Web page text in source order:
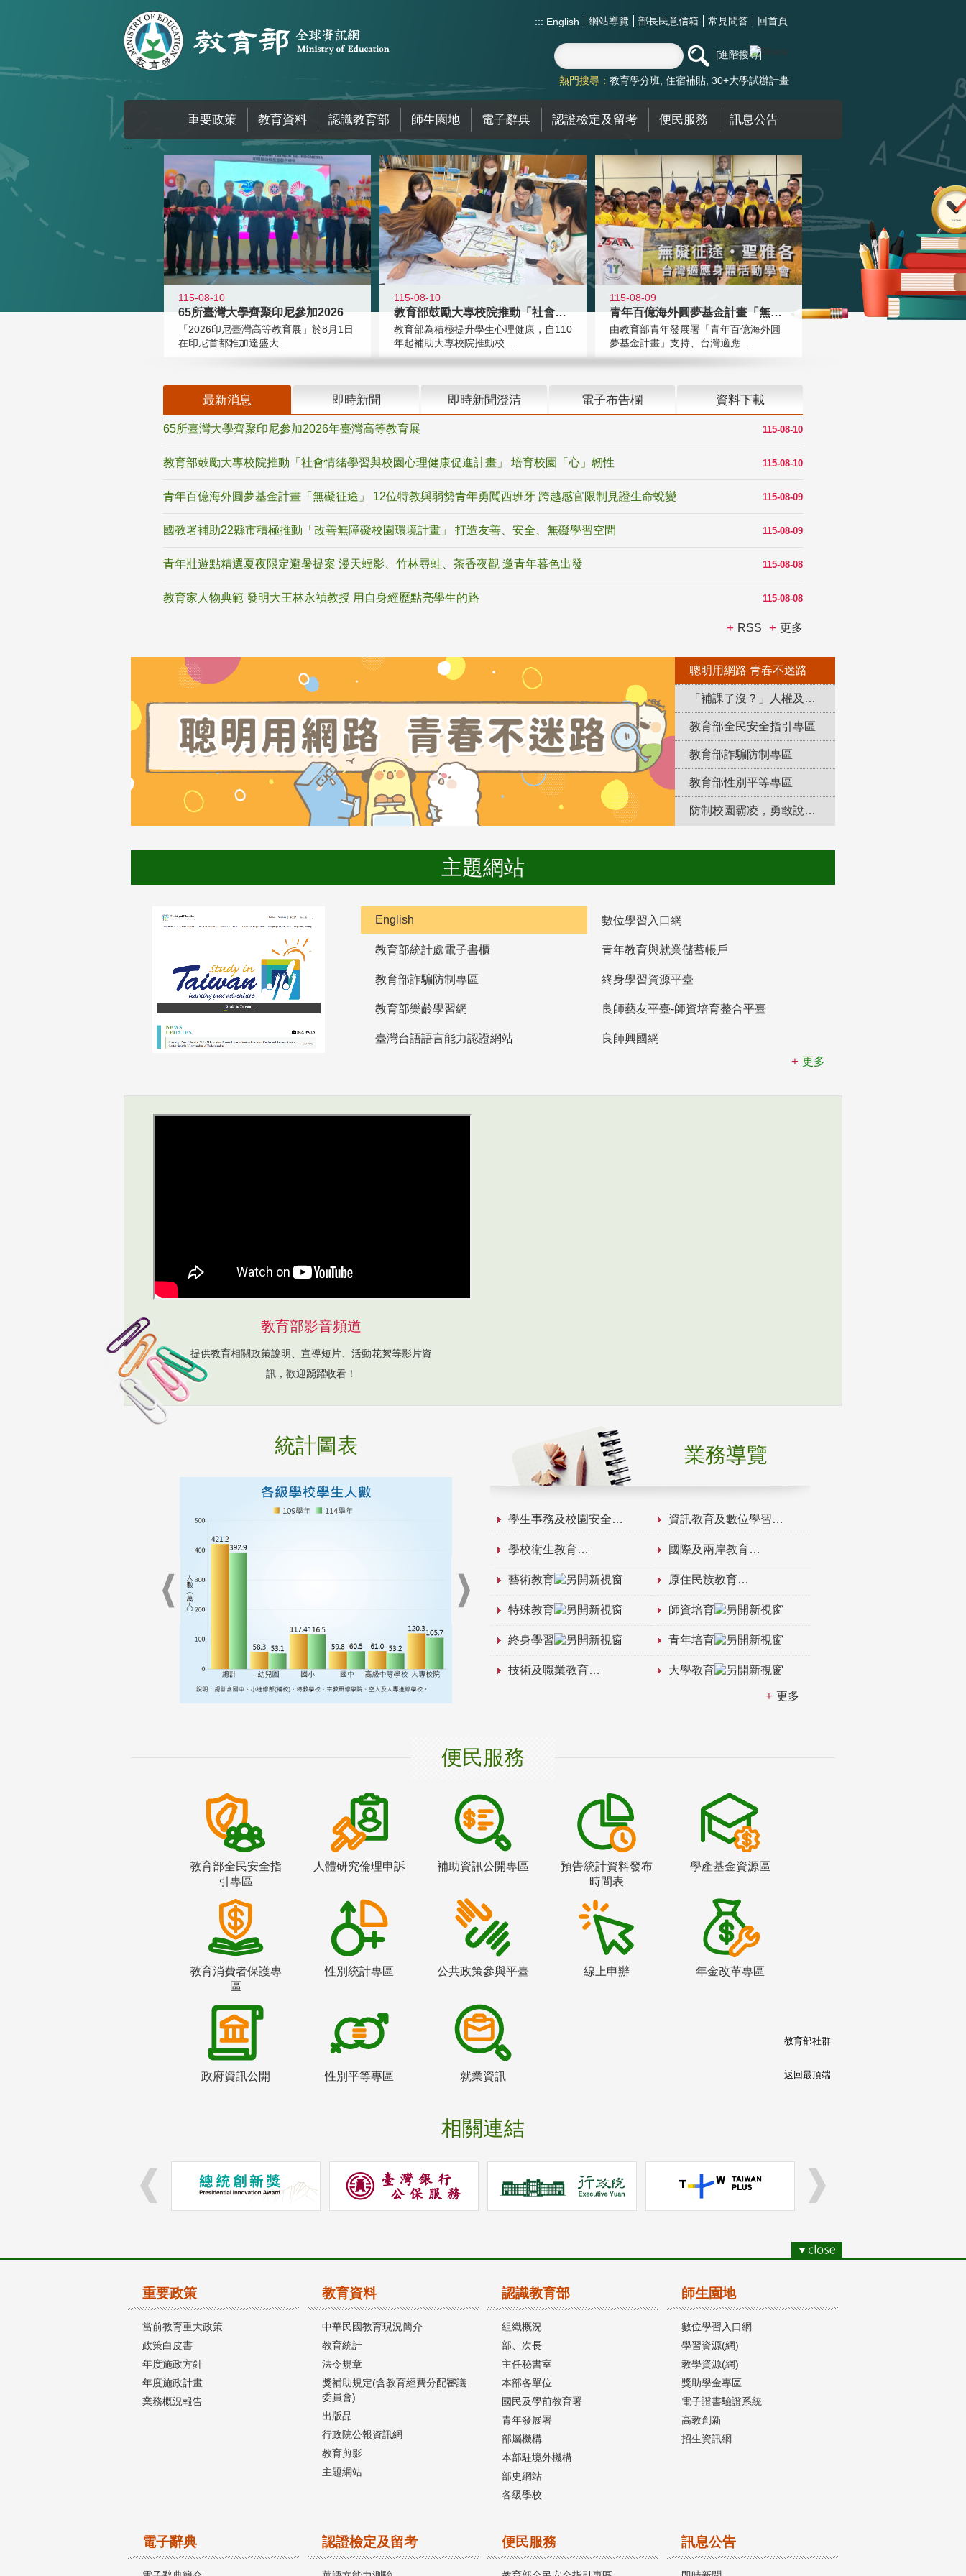
::: English 網站導覽 部長民意信箱 常見問答 回首頁
進階搜尋
熱門搜尋： 教育學分班 住宿補貼 30+大學試辦計畫
重要政策 教育資料 認識教育部 師生園地 電子辭典 認證檢定及留考 便民服務 訊息公告
:::
115-08-10
65所臺灣大學齊聚印尼參加2026
「2026印尼臺灣高等教育展」於8月1日
在印尼首都雅加達盛大...
115-08-10
教育部鼓勵大專校院推動「社會情緒學
教育部為積極提升學生心理健康，自110
年起補助大專校院推動校...
115-08-09
青年百億海外圓夢基金計畫「無礙征途
由教育部青年發展署「青年百億海外圓
夢基金計畫」支持、台灣適應...
最新消息 即時新聞 即時新聞澄清 電子布告欄 資料下載
115-08-10
65所臺灣大學齊聚印尼參加2026年臺灣高等教育展
115-08-10
教育部鼓勵大專校院推動「社會情緒學習與校園心理健康促進計畫」 培育校園「心」韌性
115-08-09
青年百億海外圓夢基金計畫「無礙征途」 12位特教與弱勢青年勇闖西班牙 跨越感官限制見證生命蛻變
115-08-09
國教署補助22縣市積極推動「改善無障礙校園環境計畫」 打造友善、安全、無礙學習空間
115-08-08
青年壯遊點精選夏夜限定避暑提案 漫天蝠影、竹林尋蛙、茶香夜觀 邀青年暮色出發
115-08-08
教育家人物典範 發明大王林永禎教授 用自身經歷點亮學生的路
RSS 更多
聰明用網路 青春不迷路
「補課了沒？」人權及轉型正義教育專區
教育部全民安全指引專區
教育部詐騙防制專區
教育部性別平等專區
防制校園霸凌，勇敢說出來！
主題網站
English 數位學習入口網
教育部統計處電子書櫃 青年教育與就業儲蓄帳戶
教育部詐騙防制專區 終身學習資源平臺
教育部樂齡學習網 良師藝友平臺-師資培育整合平臺
臺灣台語語言能力認證網站
良師興國網
更多
教育部影音頻道
提供教育相關政策說明、宣導短片、活動花絮等影片資
訊，歡迎踴躍收看！
統計圖表 業務導覽
學生事務及校園安全 資訊教育及數位學習
學校衛生教育 國際及兩岸教育
藝術教育 原住民族教育
特殊教育 師資培育
終身學習 青年培育
技術及職業教育 大學教育
更多
便民服務
教育部全民安全指
引專區
人體研究倫理申訴 補助資訊公開專區
預告統計資料發布
時間表
學產基金資源區
教育消費者保護專
區
性別統計專區 公共政策參與平臺 線上申辦 年金改革專區
政府資訊公開 性別平等專區 就業資訊
相關連結
教育部社群
返回最頂端
重要政策
當前教育重大政策
政策白皮書
年度施政方針
年度施政計畫
業務概況報告
教育資料
中華民國教育現況簡介
教育統計
法令規章
獎補助規定(含教育經費分配審議
委員會)
出版品
行政院公報資訊網
教育剪影
主題網站
認識教育部
組織概況
部、次長
主任秘書室
本部各單位
國民及學前教育署
青年發展署
部屬機構
本部駐境外機構
部史網站
各級學校
師生園地
數位學習入口網
學習資源(網)
教學資源(網)
獎助學金專區
電子證書驗證系統
高教創新
招生資訊網
電子辭典 認證檢定及留考 便民服務 訊息公告